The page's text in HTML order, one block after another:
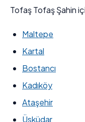
Tofaş Tofaş Şahin
Maltepe
Kartal
Bostancı
Kadıköy
Ataşehir
Üsküdar